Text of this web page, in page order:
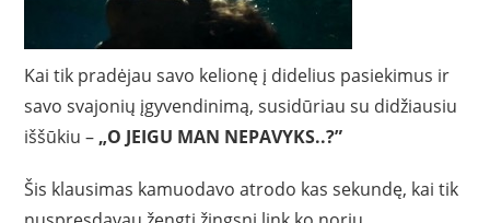
Kai tik pradėjau savo kelionę į didelius pasiekimus ir
savo svajonių įgyvendinimą, susidūriau su didžiausiu
iššūkiu – „O JEIGU MAN NEPAVYKS..?”
Šis klausimas kamuodavo atrodo kas sekundę, kai tik